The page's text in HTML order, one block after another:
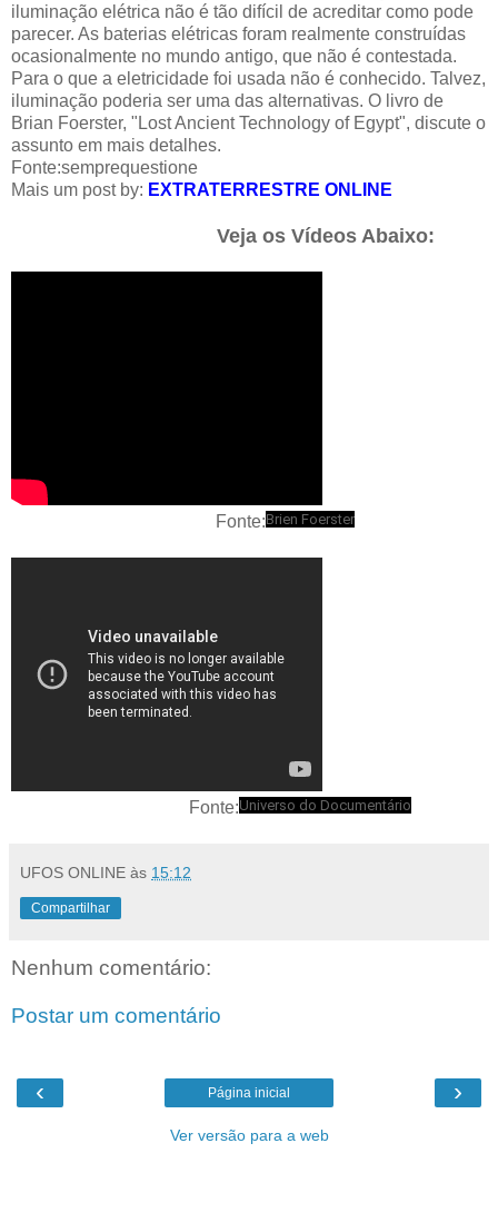
iluminação elétrica não é tão difícil de acreditar como pode
parecer. As baterias elétricas foram realmente construídas
ocasionalmente no mundo antigo, que não é contestada.
Para o que a eletricidade foi usada não é conhecido. Talvez,
iluminação poderia ser uma das alternativas. O livro de
Brian Foerster, "Lost Ancient Technology of Egypt", discute o
assunto em mais detalhes.
Fonte:semprequestione
Mais um post by: EXTRATERRESTRE ONLINE
Veja os Vídeos Abaixo:
Fonte:Brien Foerster
Fonte:Universo do Documentário
UFOS ONLINE às 15:12
Compartilhar
Nenhum comentário:
Postar um comentário
‹ ›
Página inicial
Ver versão para a web